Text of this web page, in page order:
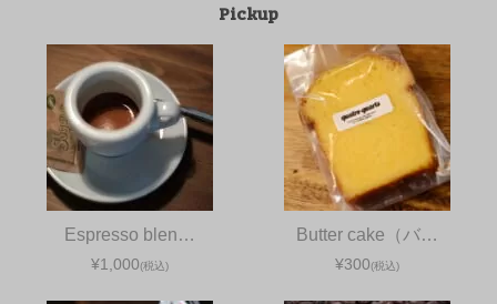
Pickup
Espresso blen…
¥1,000(税込)
Butter cake（バ…
¥300(税込)